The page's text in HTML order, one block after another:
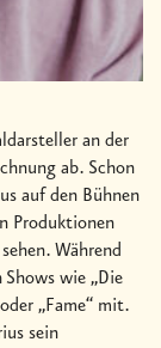
an der
ab. Schon
auf den Bühnen
Produktionen
Während
wie „Die
„Fame“ mit.
sein